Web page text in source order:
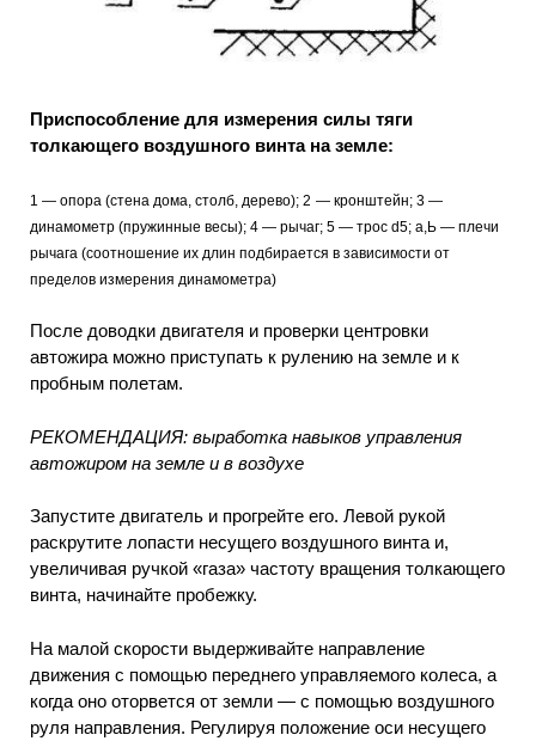
Приспособление для измерения силы тяги
толкающего воздушного винта на земле:
1 — опора (стена дома, столб, дерево); 2 — кронштейн; 3 —
динамометр (пружинные весы); 4 — рычаг; 5 — трос d5; а,Ь — плечи
рычага (соотношение их длин подбирается в зависимости от
пределов измерения динамометра)
После доводки двигателя и проверки центровки
автожира можно приступать к рулению на земле и к
пробным полетам.
РЕКОМЕНДАЦИЯ: выработка навыков управления
автожиром на земле и в воздухе
Запустите двигатель и прогрейте его. Левой рукой
раскрутите лопасти несущего воздушного винта и,
увеличивая ручкой «газа» частоту вращения толкающего
винта, начинайте пробежку.
На малой скорости выдерживайте направление
движения с помощью переднего управляемого колеса, а
когда оно оторвется от земли — с помощью воздушного
руля направления. Регулируя положение оси несущего